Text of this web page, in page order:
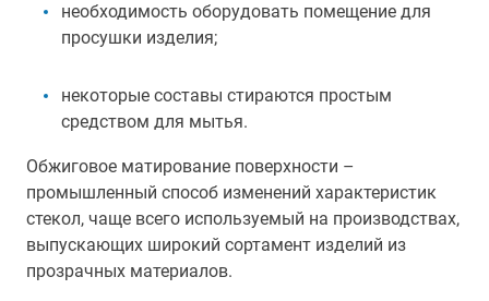
необходимость оборудовать помещение для
просушки изделия;
некоторые составы стираются простым
средством для мытья.
Обжиговое матирование поверхности –
промышленный способ изменений характеристик
стекол, чаще всего используемый на производствах,
выпускающих широкий сортамент изделий из
прозрачных материалов.